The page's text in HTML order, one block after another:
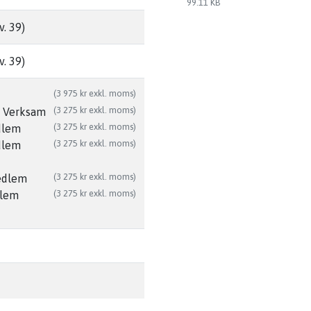
99.11 KB
39)
39)
(3 975 kr exkl. moms)
(3 275 kr exkl. moms)
(3 275 kr exkl. moms)
(3 275 kr exkl. moms)
(3 275 kr exkl. moms)
(3 275 kr exkl. moms)